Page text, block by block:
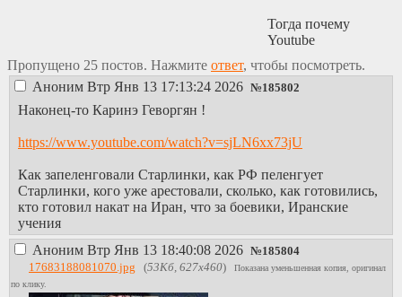
Тогда почему
Youtube
такую "любовь к
шаху"? А зачем
кто будет в ней
главным? Почему
они называют себя
"политиками"?
Какое отношение
клоуны в Литве
имеют к политике
в России?
Пропущено 25 постов. Нажмите ответ, чтобы посмотреть.
Аноним Втр Янв 13 17:13:24 2026 №185802
Наконец-то Каринэ Геворгян !
https://www.youtube.com/watch?v=sjLN6xx73jU
Как запеленговали Старлинки, как РФ пеленгует
Старлинки, кого уже арестовали, сколько, как готовились,
кто готовил накат на Иран, что за боевики, Иранские
учения
Аноним Втр Янв 13 18:40:08 2026 №185804
17683188081070.jpg (53Кб, 627x460)
Показана уменьшенная копия, оригинал
по клику.